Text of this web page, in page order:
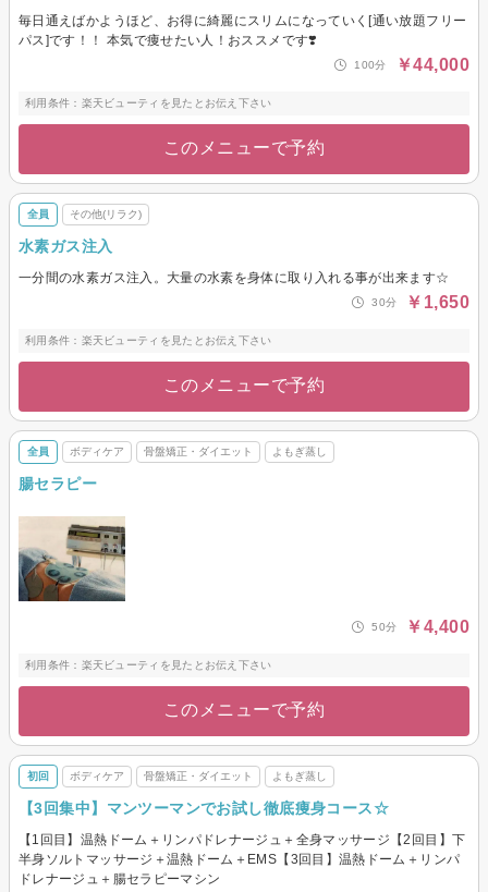
毎日通えばかようほど、お得に綺麗にスリムになっていく[通い放題フリー
パス]です！！ 本気で痩せたい人！おススメです❣️
100分 ￥44,000
利用条件：楽天ビューティを見たとお伝え下さい
このメニューで予約
全員 その他(リラク)
水素ガス注入
一分間の水素ガス注入。大量の水素を身体に取り入れる事が出来ます☆
30分 ￥1,650
利用条件：楽天ビューティを見たとお伝え下さい
このメニューで予約
全員 ボディケア 骨盤矯正・ダイエット よもぎ蒸し
腸セラピー
50分 ￥4,400
利用条件：楽天ビューティを見たとお伝え下さい
このメニューで予約
初回 ボディケア 骨盤矯正・ダイエット よもぎ蒸し
【3回集中】マンツーマンでお試し徹底痩身コース☆
【1回目】温熱ドーム＋リンパドレナージュ＋全身マッサージ【2回目】下
半身ソルトマッサージ＋温熱ドーム＋EMS【3回目】温熱ドーム＋リンパ
ドレナージュ＋腸セラピーマシン